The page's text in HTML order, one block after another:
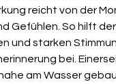
reicht von der
Gefühlen. So hilft
und starken
bei.
am Wasser